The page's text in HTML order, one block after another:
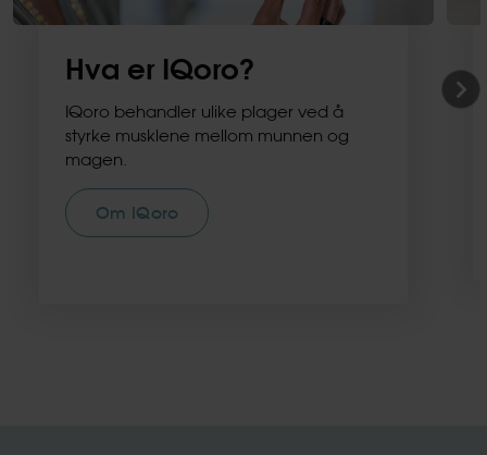
Hva er IQoro?
IQoro behandler ulike plager ved å
styrke musklene mellom munnen og
magen.
Om IQoro